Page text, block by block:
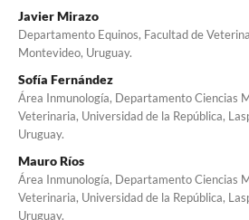
Javier Mirazo
Departamento Equinos, Facultad de
Montevideo, Uruguay.
Sofía Fernández
Área Inmunología, Departamento Ciencias
Veterinaria, Universidad de la República,
Uruguay.
Mauro Ríos
Área Inmunología, Departamento Ciencias
Veterinaria, Universidad de la República,
Uruguay.